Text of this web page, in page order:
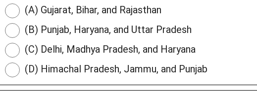
(A) Gujarat, Bihar, and Rajasthan
(B) Punjab, Haryana, and Uttar Pradesh
(C) Delhi, Madhya Pradesh, and Haryana
(D) Himachal Pradesh, Jammu, and Punjab